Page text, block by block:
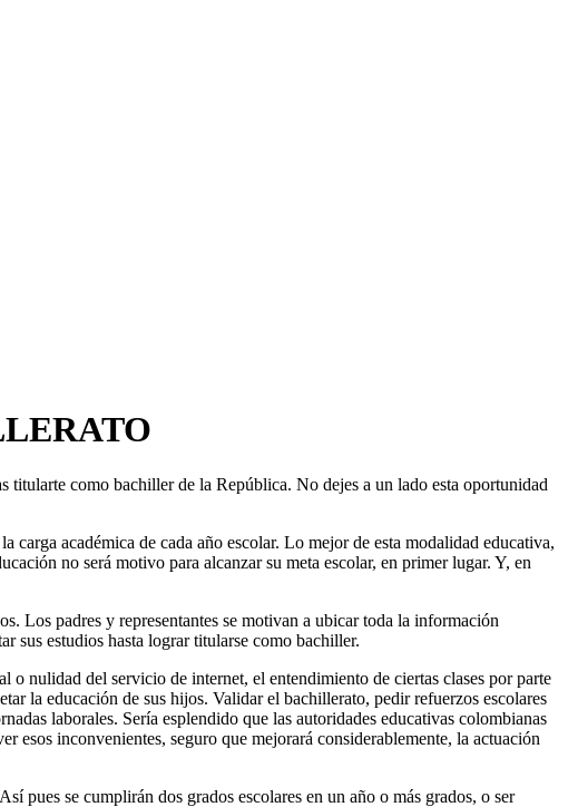
titularte como bachiller de la República. No dejes a un lado esta oportunidad
académica de cada año escolar. Lo mejor de esta modalidad educativa,
no será motivo para alcanzar su meta escolar, en primer lugar. Y, en
Los padres y representantes se motivan a ubicar toda la información
sus estudios hasta lograr titularse como bachiller.
o nulidad del servicio de internet, el entendimiento de ciertas clases por parte
la educación de sus hijos. Validar el bachillerato, pedir refuerzos escolares
laborales. Sería esplendido que las autoridades educativas colombianas
esos inconvenientes, seguro que mejorará considerablemente, la actuación
pues se cumplirán dos grados escolares en un año o más grados, o ser